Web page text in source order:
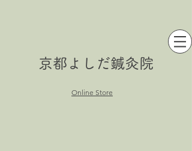
京都よしだ鍼灸院
Online Store